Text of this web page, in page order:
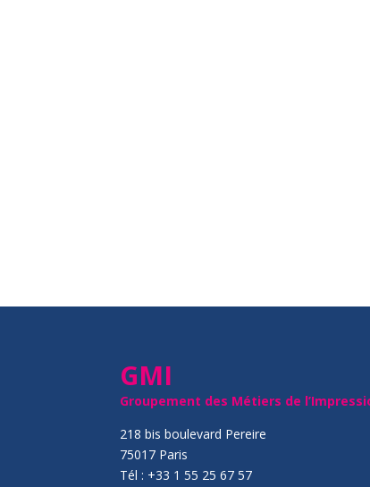
GMI
Groupement des Métiers de
218 bis boulevard Pereire
75017 Paris
Tél : +33 1 55 25 67 57